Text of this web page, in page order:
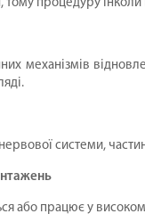
тому процедуру
механізмів
системи,
або працює у